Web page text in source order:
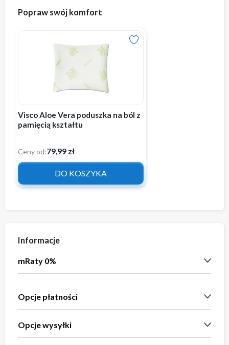
Informacje
mRaty 0%
Opcje płatności
Opcje wysyłki
Popraw swój komfort
Visco Aloe Vera poduszka na ból z
pamięcią kształtu
Ceny od:79,99 zł
DO KOSZYKA